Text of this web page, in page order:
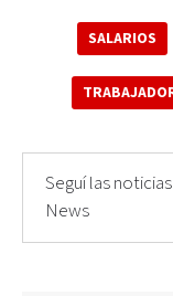
SALARIOS
Seguí las
News